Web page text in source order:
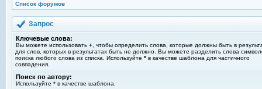
Список форумов
Запрос
Ключевые слова:
Вы можете использовать + , чтобы определить слова, которые должны быть в
для слов, которых в результатах быть не должно. Вы можете разделить слова
поиска любого слова из списка. Используйте * в качестве шаблона для частичного
совпадения.
Поиск по автору:
Используйте * в качестве шаблона.